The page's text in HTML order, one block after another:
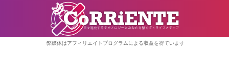
弊媒体はアフィリエイトプログラムによる収益を得ています